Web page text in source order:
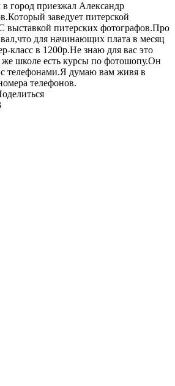
город приезжал Александр
заведует питерской
питерских фотографов.Про
для начинающих плата в месяц
класс в 1200р.Не знаю для вас это
же школе есть курсы по фотошопу.Он
телефонами.Я думаю вам живя в
телефонов.